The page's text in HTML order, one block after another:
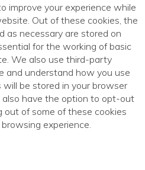
improve your experience while
Out of these cookies, the
as necessary are stored on
for the working of basic
We also use third-party
and understand how you use
be stored in your browser
also have the option to opt-out
out of some of these cookies
experience.